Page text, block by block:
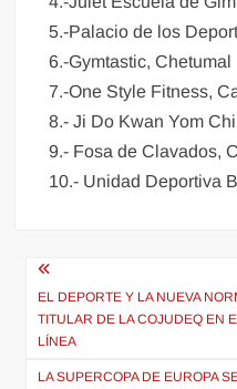
5.-Palacio de los
6.-Gymtastic, Chetumal
7.-One Style Fitness,
8.- Ji Do Kwan Yom
9.- Fosa de Clavados,
10.- Unidad Deportiva
Navegación
de
entradas
EL DEPORTE Y LA NUEVA
TITULAR DE LA COJUDEQ EN
LÍNEA
LA SUPERCOPA DE EUROPA